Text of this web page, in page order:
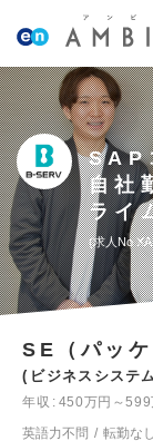
SAP
自社
ライ
求人
SE（パッ
ビジネスシステ
年収
450万円～599
英語力不問
転勤なし